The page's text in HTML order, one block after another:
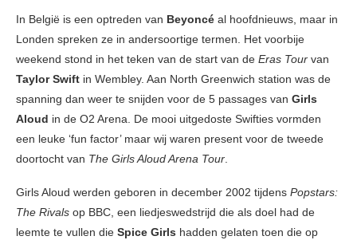
In België is een optreden van Beyoncé al hoofdnieuws, maar in
Londen spreken ze in andersoortige termen. Het voorbije
weekend stond in het teken van de start van de Eras Tour van
Taylor Swift in Wembley. Aan North Greenwich station was de
spanning dan weer te snijden voor de 5 passages van Girls
Aloud in de O2 Arena. De mooi uitgedoste Swifties vormden
een leuke ‘fun factor’ maar wij waren present voor de tweede
doortocht van The Girls Aloud Arena Tour.
Girls Aloud werden geboren in december 2002 tijdens Popstars:
The Rivals op BBC, een liedjeswedstrijd die als doel had de
leemte te vullen die Spice Girls hadden gelaten toen die op